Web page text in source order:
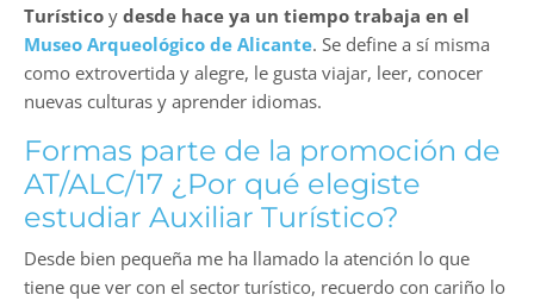
Turístico y desde hace ya un tiempo trabaja en el
Museo Arqueológico de Alicante. Se define a sí misma
como extrovertida y alegre, le gusta viajar, leer, conocer
nuevas culturas y aprender idiomas.
Formas parte de la promoción de
AT/ALC/17 ¿Por qué elegiste
estudiar Auxiliar Turístico?
Desde bien pequeña me ha llamado la atención lo que
tiene que ver con el sector turístico, recuerdo con cariño lo